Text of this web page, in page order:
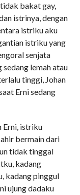
bakat gay,
istrinya, dengan
istriku aku
istriku yang
senjata
sedang lemah atau
tinggi, Johan
Erni sedang
Erni, istriku
bermain dari
tidak tinggal
kadang
kadang pinggul
ujung dadaku